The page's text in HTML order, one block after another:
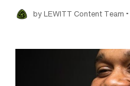
by LEWITT Content Team •